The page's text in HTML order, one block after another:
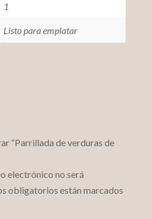
1
Listo para emplatar
“Parrillada de verduras de
electrónico no será
obligatorios están marcados